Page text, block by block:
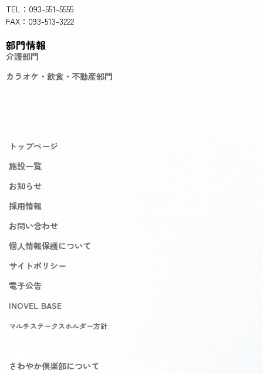
TEL：093-551-5555
FAX：093-513-3222
部門情報
介護部門
カラオケ・飲食・不動産部門
トップページ
施設一覧
お知らせ
採用情報
お問い合わせ
個人情報保護について
サイトポリシー
電子公告
INOVEL BASE
マルチステークスホルダー方針
さわやか倶楽部について